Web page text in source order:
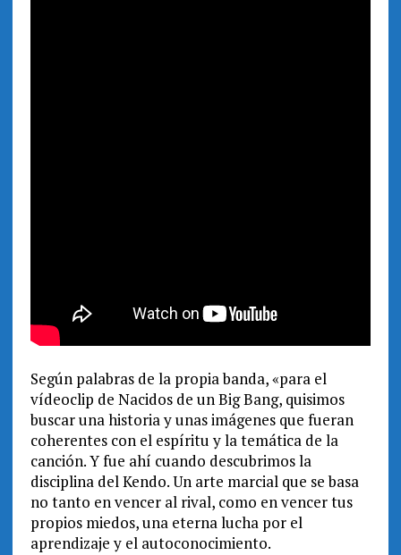
Según palabras de la propia banda, «para el
vídeoclip de Nacidos de un Big Bang, quisimos
buscar una historia y unas imágenes que fueran
coherentes con el espíritu y la temática de la
canción. Y fue ahí cuando descubrimos la
disciplina del Kendo. Un arte marcial que se basa
no tanto en vencer al rival, como en vencer tus
propios miedos, una eterna lucha por el
aprendizaje y el autoconocimiento.